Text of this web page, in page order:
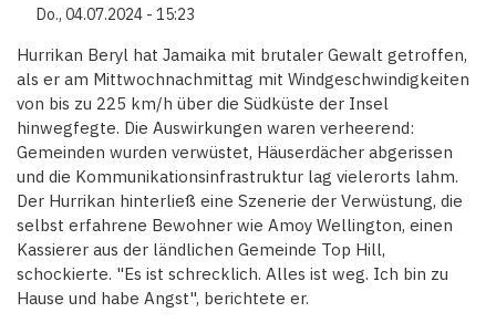
Do., 04.07.2024 - 15:23
Hurrikan Beryl hat Jamaika mit brutaler Gewalt getroffen,
als er am Mittwochnachmittag mit Windgeschwindigkeiten
von bis zu 225 km/h über die Südküste der Insel
hinwegfegte. Die Auswirkungen waren verheerend:
Gemeinden wurden verwüstet, Häuserdächer abgerissen
und die Kommunikationsinfrastruktur lag vielerorts lahm.
Der Hurrikan hinterließ eine Szenerie der Verwüstung, die
selbst erfahrene Bewohner wie Amoy Wellington, einen
Kassierer aus der ländlichen Gemeinde Top Hill,
schockierte. "Es ist schrecklich. Alles ist weg. Ich bin zu
Hause und habe Angst", berichtete er.